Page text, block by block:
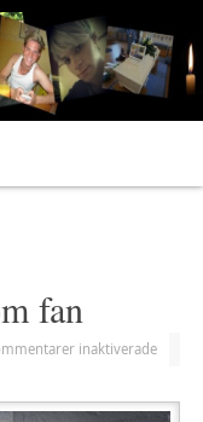
fan
inaktiverade